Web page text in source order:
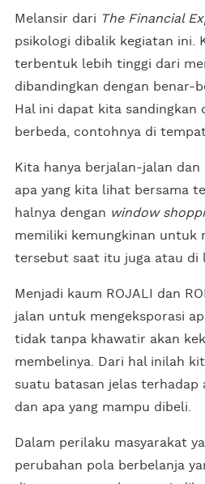
Melansir dari The Financial
psikologi dibalik kegiatan ini.
terbentuk lebih tinggi dari
dibandingkan dengan benar-
Hal ini dapat kita sandingkan
berbeda, contohnya di
Kita hanya berjalan-jalan
apa yang kita lihat bersama
halnya dengan window
memiliki kemungkinan untuk
tersebut saat itu juga atau di
Menjadi kaum ROJALI dan
jalan untuk mengeksporasi
tidak tanpa khawatir akan
membelinya. Dari hal inilah
suatu batasan jelas terhadap
dan apa yang mampu dibeli.
Dalam perilaku masyarakat
perubahan pola berbelanja